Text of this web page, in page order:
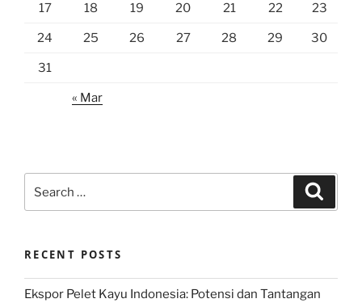
17 18 19 20 21 22 23
24 25 26 27 28 29 30
31
« Mar
for:
RECENT POSTS
Ekspor Pelet Kayu Indonesia: Potensi dan Tantangan